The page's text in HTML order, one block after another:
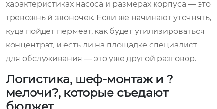
характеристиках насоса и размерах корпуса — это
тревожный звоночек. Если же начинают уточнять,
куда пойдет пермеат, как будет утилизироваться
концентрат, и есть ли на площадке специалист
для обслуживания — это уже другой разговор.
Логистика, шеф-монтаж и ?
мелочи?, которые съедают
бюджет